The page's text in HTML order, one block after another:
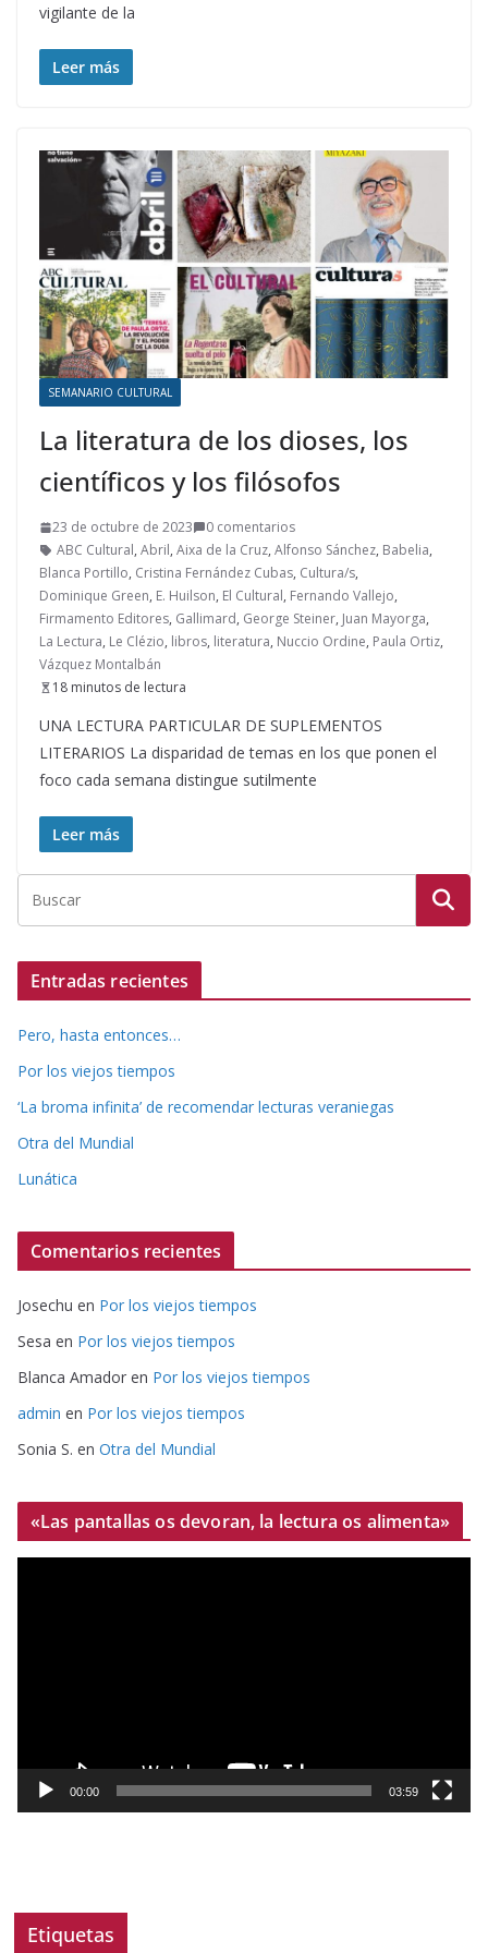
vigilante de la
Leer más
SEMANARIO CULTURAL
La literatura de los dioses, los
científicos y los filósofos
23 de octubre de 2023
0 comentarios
ABC Cultural, Abril, Aixa de la Cruz, Alfonso Sánchez, Babelia,
Blanca Portillo, Cristina Fernández Cubas, Cultura/s,
Dominique Green, E. Huilson, El Cultural, Fernando Vallejo,
Firmamento Editores, Gallimard, George Steiner, Juan Mayorga,
La Lectura, Le Clézio, libros, literatura, Nuccio Ordine, Paula Ortiz,
Vázquez Montalbán
18 minutos de lectura
UNA LECTURA PARTICULAR DE SUPLEMENTOS
LITERARIOS La disparidad de temas en los que ponen el
foco cada semana distingue sutilmente
Leer más
Entradas recientes
Pero, hasta entonces…
Por los viejos tiempos
‘La broma infinita’ de recomendar lecturas veraniegas
Otra del Mundial
Lunática
Comentarios recientes
Josechu en Por los viejos tiempos
Sesa en Por los viejos tiempos
Blanca Amador en Por los viejos tiempos
admin en Por los viejos tiempos
Sonia S. en Otra del Mundial
«Las pantallas os devoran, la lectura os alimenta»
o
00:00 03:59
Etiquetas